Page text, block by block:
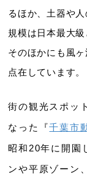
るほか、土器や
規模は日本最大
そのほかにも風
点在しています。
街の観光スポッ
なった『千葉市
昭和20年に開園
ンや平原ゾーン